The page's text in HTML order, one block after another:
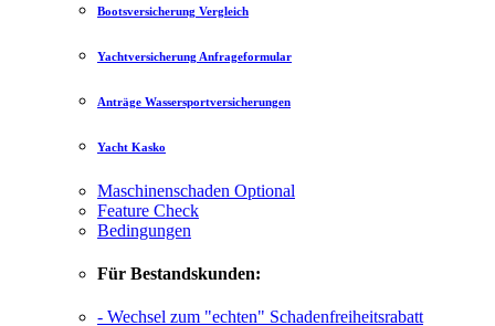
Bootsversicherung Vergleich
Yachtversicherung Anfrageformular
Anträge Wassersportversicherungen
Yacht Kasko
Maschinenschaden Optional
Feature Check
Bedingungen
Für Bestandskunden:
- Wechsel zum "echten" Schadenfreiheitsrabatt